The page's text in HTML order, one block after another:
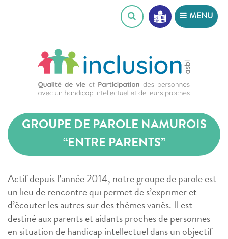
MENU
GROUPE DE PAROLE NAMUROIS
“ENTRE PARENTS”
Actif depuis l’année 2014, notre groupe de parole est
un lieu de rencontre qui permet de s’exprimer et
d’écouter les autres sur des thèmes variés. Il est
destiné aux parents et aidants proches de personnes
en situation de handicap intellectuel dans un objectif